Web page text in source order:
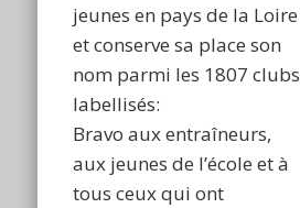
jeunes en pays de la Loire
et conserve sa place son
nom parmi les 1807 clubs
labellisés:
Bravo aux entraîneurs,
aux jeunes de l’école et à
tous ceux qui ont